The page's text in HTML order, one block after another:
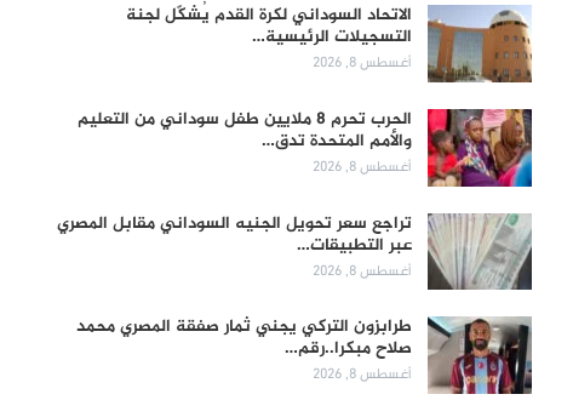
الاتحاد السوداني لكرة القدم يُشكّل لجنة
التسجيلات الرئيسية…
أغسطس 8, 2026
الحرب تحرم 8 ملايين طفل سوداني من التعليم
والأمم المتحدة تدق…
أغسطس 8, 2026
تراجع سعر تحويل الجنيه السوداني مقابل المصري
عبر التطبيقات…
أغسطس 8, 2026
طرابزون التركي يجني ثمار صفقة المصري محمد
صلاح مبكرا..رقم…
أغسطس 8, 2026